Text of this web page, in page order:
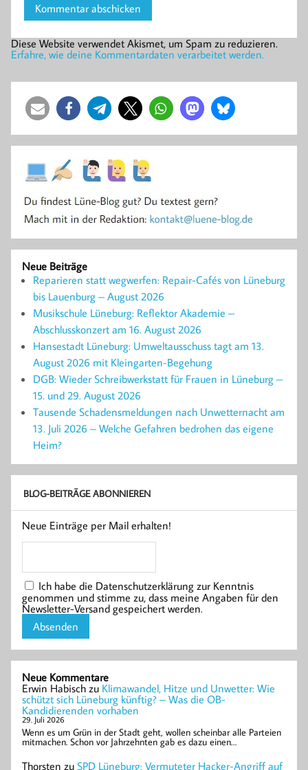
Diese Website verwendet Akismet, um Spam zu reduzieren.
Erfahre, wie deine Kommentardaten verarbeitet werden.
Neue Beiträge
Reparieren statt wegwerfen: Repair-Cafés von Lüneburg
bis Lauenburg – August 2026
Musikschule Lüneburg: Reflektor Akademie –
Abschlusskonzert am 16. August 2026
Hansestadt Lüneburg: Umweltausschuss tagt am 13.
August 2026 mit Kleingarten-Begehung
DGB: Wieder Schreibwerkstatt für Frauen in Lüneburg –
15. und 29. August 2026
Tausende Schadensmeldungen nach Unwetternacht am
13. Juli 2026 – Welche Gefahren bedrohen das eigene
Heim?
BLOG-BEITRÄGE ABONNIEREN
Neue Einträge per Mail erhalten!
Ich habe die Datenschutzerklärung zur Kenntnis
genommen und stimme zu, dass meine Angaben für den
Newsletter-Versand gespeichert werden.
Neue Kommentare
Erwin Habisch zu Klimawandel, Hitze und Unwetter: Wie
schützt sich Lüneburg künftig? – Was die OB-
Kandidierenden vorhaben
29. Juli 2026
Wenn es um Grün in der Stadt geht, wollen scheinbar alle Parteien
mitmachen. Schon vor Jahrzehnten gab es dazu einen…
Thorsten zu SPD Lüneburg: Vermuteter Hacker-Angriff auf